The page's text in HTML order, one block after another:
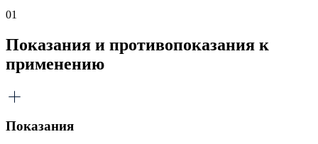
01
Показания и противопоказания к
применению
Показания